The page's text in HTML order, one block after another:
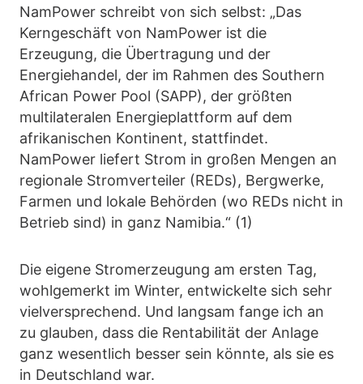
NamPower schreibt von sich selbst: „Das
Kerngeschäft von NamPower ist die
Erzeugung, die Übertragung und der
Energiehandel, der im Rahmen des Southern
African Power Pool (SAPP), der größten
multilateralen Energieplattform auf dem
afrikanischen Kontinent, stattfindet.
NamPower liefert Strom in großen Mengen an
regionale Stromverteiler (REDs), Bergwerke,
Farmen und lokale Behörden (wo REDs nicht in
Betrieb sind) in ganz Namibia.“ (1)
Die eigene Stromerzeugung am ersten Tag,
wohlgemerkt im Winter, entwickelte sich sehr
vielversprechend. Und langsam fange ich an
zu glauben, dass die Rentabilität der Anlage
ganz wesentlich besser sein könnte, als sie es
in Deutschland war.